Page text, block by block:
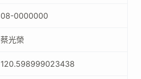
08-0000000
蔡光榮
120.598999023438